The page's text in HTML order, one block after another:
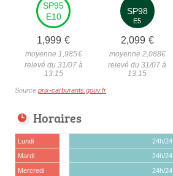
SP95
E10
1,999 €
moyenne 1,985€
relevé du 31/07 à
13:15
SP98
E5
2,099 €
moyenne 2,088€
relevé du 31/07 à
13:15
Source prix-carburants.gouv.fr
Horaires
Lundi
24h/24
Mardi
24h/24
Mercredi
24h/24